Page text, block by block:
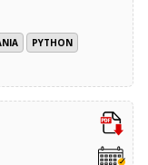
PYTHON